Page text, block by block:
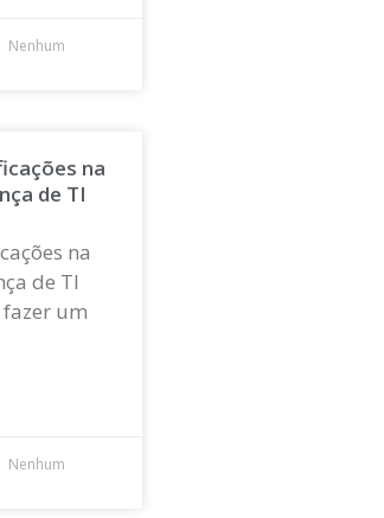
Nenhum
na
de TI
na
de TI
um
Nenhum